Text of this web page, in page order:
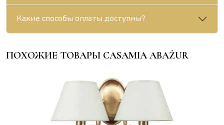
Какие способы оплаты доступны?
ПОХОЖИЕ ТОВАРЫ CASAMIA ABAŻUR